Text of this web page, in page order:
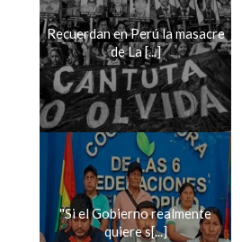
Recuerdan en Perú la masacre
de La [...]
''Si el Gobierno realmente
quiere s[...]